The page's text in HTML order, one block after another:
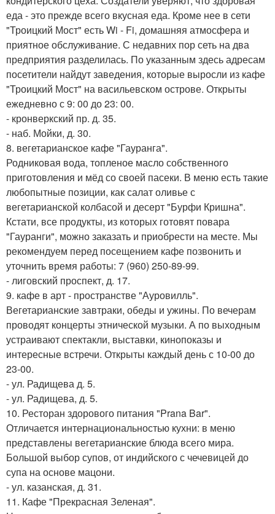
еда - это прежде всего вкусная еда. Кроме нее в сети
"Троицкий Мост" есть Wi - Fi, домашняя атмосфера и
приятное обслуживание. С недавних пор сеть на два
предприятия разделилась. По указанным здесь адресам
посетители найдут заведения, которые выросли из кафе
"Троицкий Мост" на васильевском острове. Открыты
ежедневно с 9: 00 до 23: 00.
- кронверкский пр. д. 35.
- наб. Мойки, д. 30.
8. вегетарианское кафе "Гауранга".
Родниковая вода, топленое масло собственного
приготовления и мёд со своей пасеки. В меню есть такие
любопытные позиции, как салат оливье с
вегетарианской колбасой и десерт "Бурфи Кришна".
Кстати, все продукты, из которых готовят повара
"Гауранги", можно заказать и приобрести на месте. Мы
рекомендуем перед посещением кафе позвонить и
уточнить время работы: 7 (960) 250-89-99.
- лиговский проспект, д. 17.
9. кафе в арт - пространстве "Ауровилль".
Вегетарианские завтраки, обеды и ужины. По вечерам
проводят концерты этнической музыки. А по выходным
устраивают спектакли, выставки, кинопоказы и
интересные встречи. Открыты каждый день с 10-00 до
23-00.
- ул. Радищева д. 5.
- ул. Радищева, д. 5.
10. Ресторан здорового питания "Prana Bar".
Отличается интернациональностью кухни: в меню
представлены вегетарианские блюда всего мира.
Большой выбор супов, от индийского с чечевицей до
супа на основе мацони.
- ул. казанская, д. 31.
11. Кафе "Прекрасная Зеленая".